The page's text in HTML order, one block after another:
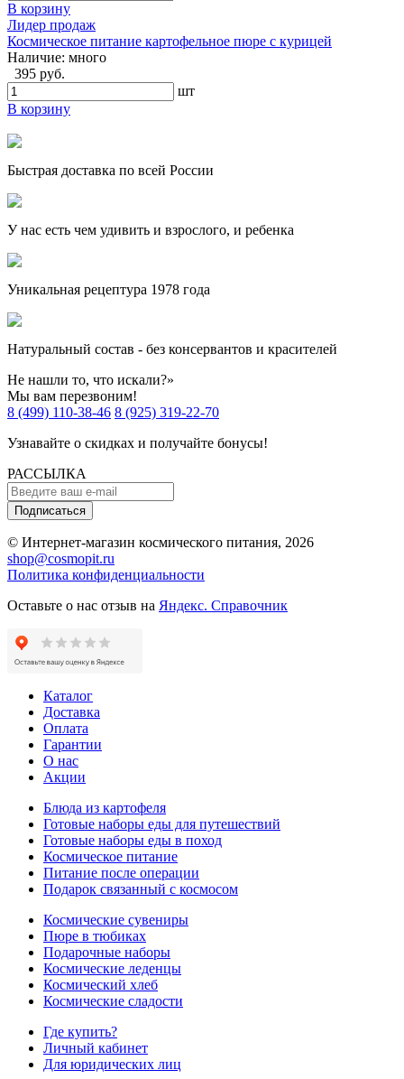
В корзину
Лидер продаж
Космическое питание картофельное пюре с курицей
Наличие: много
395 руб.
шт
В корзину
Быстрая доставка по всей России
У нас есть чем удивить и взрослого, и ребенка
Уникальная рецептура 1978 года
Натуральный состав - без консервантов и красителей
Не нашли то, что искали?»
Мы вам перезвоним!
8 (499) 110-38-46 8 (925) 319-22-70
Узнавайте о скидках и получайте бонусы!
РАССЫЛКА
Подписаться
© Интернет-магазин космического питания, 2026
shop@cosmopit.ru
Политика конфиденциальности
Оставьте о нас отзыв на Яндекс. Справочник
Каталог
Доставка
Оплата
Гарантии
О нас
Акции
Блюда из картофеля
Готовые наборы еды для путешествий
Готовые наборы еды в поход
Космическое питание
Питание после операции
Подарок связанный с космосом
Космические сувениры
Пюре в тюбиках
Подарочные наборы
Космические леденцы
Космический хлеб
Космические сладости
Где купить?
Личный кабинет
Для юридических лиц